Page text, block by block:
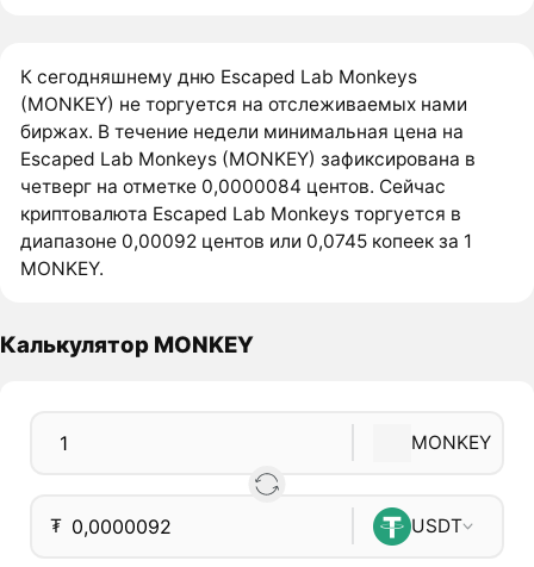
К сегодняшнему дню Escaped Lab Monkeys
(MONKEY) не торгуется на отслеживаемых нами
биржах. В течение недели минимальная цена на
Escaped Lab Monkeys (MONKEY) зафиксирована в
четверг на отметке 0,0000084 центов. Сейчас
криптовалюта Escaped Lab Monkeys торгуется в
диапазоне 0,00092 центов или 0,0745 копеек за 1
MONKEY.
Калькулятор MONKEY
MONKEY
₮ USDT